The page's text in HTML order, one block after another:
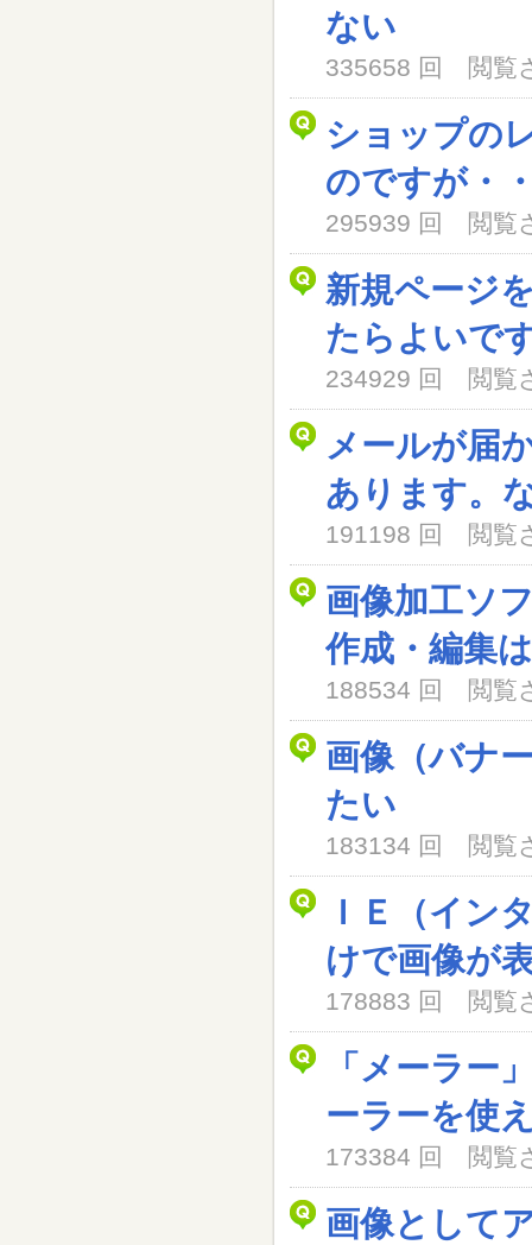
ない
335658 回 閲覧
ショップの
のですが・
295939 回 閲覧
新規ページ
たらよいで
234929 回 閲覧
メールが届
あります。
191198 回 閲覧
画像加工ソ
作成・編集
188534 回 閲覧
画像（バナ
たい
183134 回 閲覧
ＩＥ（イン
けで画像が
178883 回 閲覧
「メーラー
ーラーを使
173384 回 閲覧
画像として